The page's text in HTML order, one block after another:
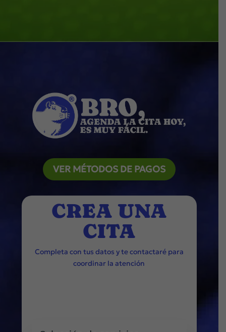
VER MÉTODOS DE PAGOS
CREA UNA
CITA
Completa con tus datos y te contactaré para
coordinar la atención